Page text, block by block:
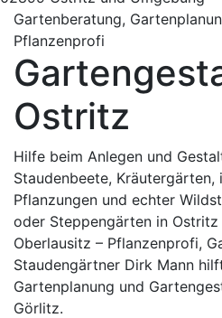
Gartenberatung,
Pflanzenprofi
Ostritz
Hilfe beim Anlegen und
Staudenbeete,
Pflanzungen und echter
oder Steppengärten in Ostritz
Oberlausitz – Pflanzenprofi,
Staudengärtner Dirk Mann
Gartenplanung und
Görlitz.